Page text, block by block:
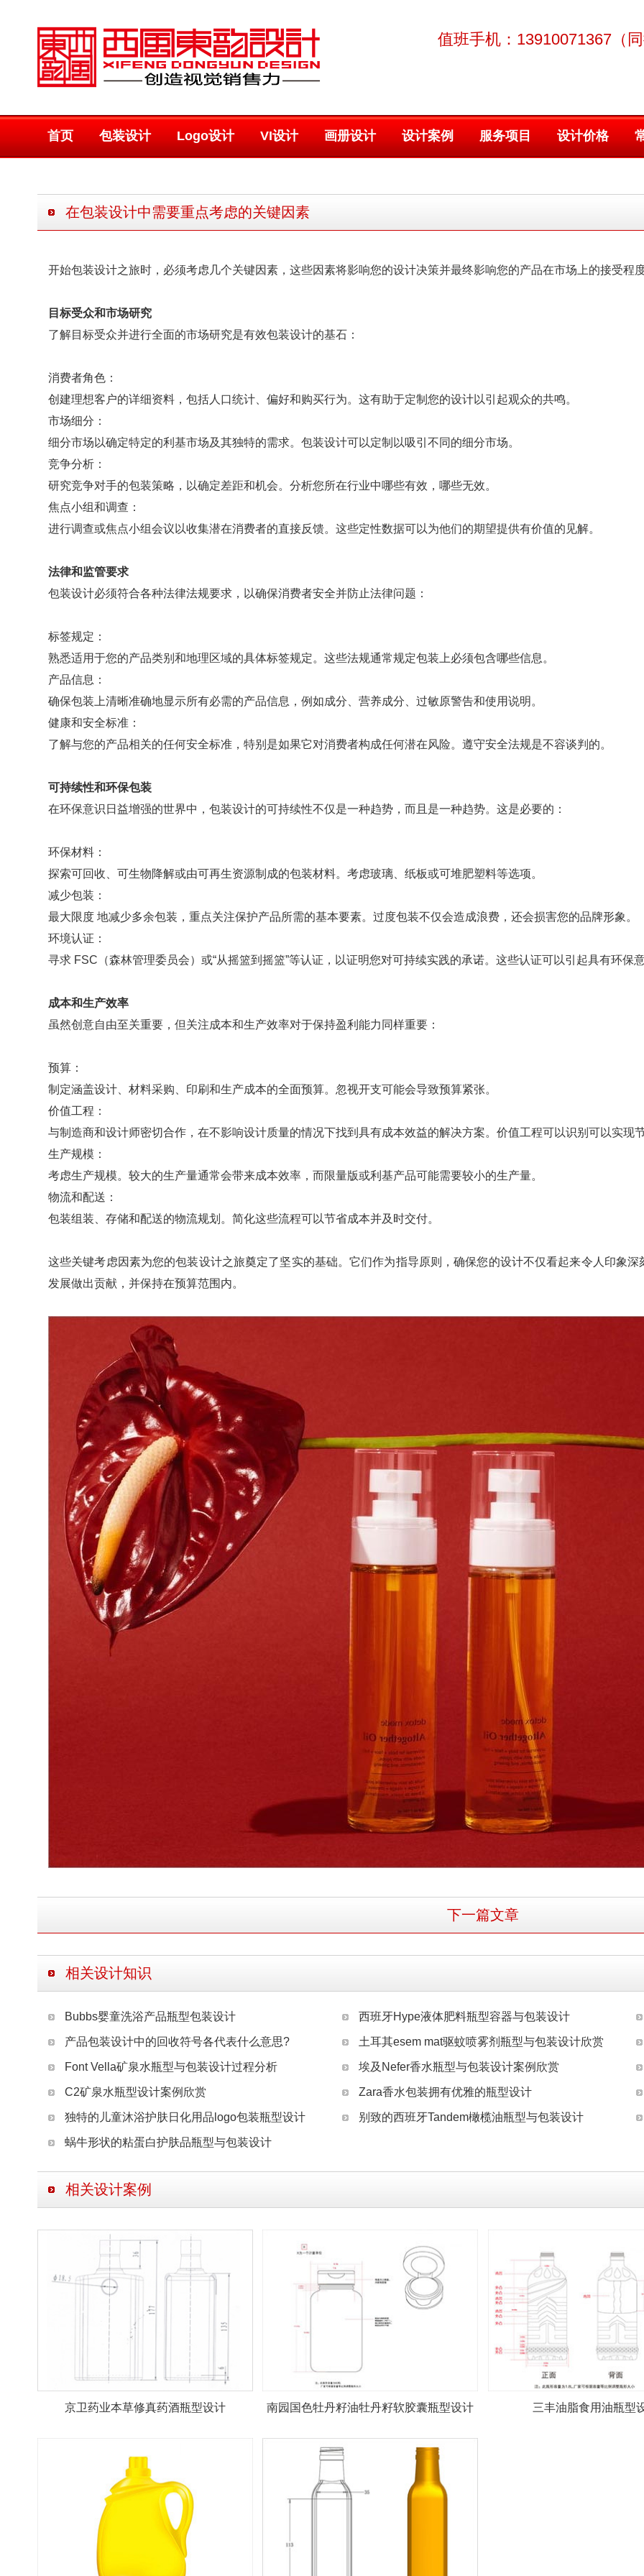
值班手机：13910071367（同
首页 包装设计 Logo设计 VI设计 画册设计 设计案例 服务项目 设计价格
在包装设计中需要重点考虑的关键因素
开始包装设计之旅时，必须考虑几个关键因素，这些因素将影响您的设计决策并最终影响您的产品在市场上的接受程度
目标受众和市场研究
了解目标受众并进行全面的市场研究是有效包装设计的基石：
消费者角色：
创建理想客户的详细资料，包括人口统计、偏好和购买行为。这有助于定制您的设计以引起观众的共鸣。
市场细分：
细分市场以确定特定的利基市场及其独特的需求。包装设计可以定制以吸引不同的细分市场。
竞争分析：
研究竞争对手的包装策略，以确定差距和机会。分析您所在行业中哪些有效，哪些无效。
焦点小组和调查：
进行调查或焦点小组会议以收集潜在消费者的直接反馈。这些定性数据可以为他们的期望提供有价值的见解。
法律和监管要求
包装设计必须符合各种法律法规要求，以确保消费者安全并防止法律问题：
标签规定：
熟悉适用于您的产品类别和地理区域的具体标签规定。这些法规通常规定包装上必须包含哪些信息。
产品信息：
确保包装上清晰准确地显示所有必需的产品信息，例如成分、营养成分、过敏原警告和使用说明。
健康和安全标准：
了解与您的产品相关的任何安全标准，特别是如果它对消费者构成任何潜在风险。遵守安全法规是不容谈判的。
可持续性和环保包装
在环保意识日益增强的世界中，包装设计的可持续性不仅是一种趋势，而且是一种趋势。这是必要的：
环保材料：
探索可回收、可生物降解或由可再生资源制成的包装材料。考虑玻璃、纸板或可堆肥塑料等选项。
减少包装：
最大限度 地减少多余包装，重点关注保护产品所需的基本要素。过度包装不仅会造成浪费，还会损害您的品牌形象。
环境认证：
寻求 FSC（森林管理委员会）或“从摇篮到摇篮”等认证，以证明您对可持续实践的承诺。这些认证可以引起具有环保
成本和生产效率
虽然创意自由至关重要，但关注成本和生产效率对于保持盈利能力同样重要：
预算：
制定涵盖设计、材料采购、印刷和生产成本的全面预算。忽视开支可能会导致预算紧张。
价值工程：
与制造商和设计师密切合作，在不影响设计质量的情况下找到具有成本效益的解决方案。价值工程可以识别可以实现节
生产规模：
考虑生产规模。较大的生产量通常会带来成本效率，而限量版或利基产品可能需要较小的生产量。
物流和配送：
包装组装、存储和配送的物流规划。简化这些流程可以节省成本并及时交付。
这些关键考虑因素为您的包装设计之旅奠定了坚实的基础。它们作为指导原则，确保您的设计不仅看起来令人印象
发展做出贡献，并保持在预算范围内。
下一篇文章
相关设计知识
Bubbs婴童洗浴产品瓶型包装设计 西班牙Hype液体肥料瓶型容器与包装设计
产品包装设计中的回收符号各代表什么意思? 土耳其esem mat驱蚊喷雾剂瓶型与包装设计欣赏
Font Vella矿泉水瓶型与包装设计过程分析 埃及Nefer香水瓶型与包装设计案例欣赏
C2矿泉水瓶型设计案例欣赏 Zara香水包装拥有优雅的瓶型设计
独特的儿童沐浴护肤日化用品logo包装瓶型设计 别致的西班牙Tandem橄榄油瓶型与包装设计
蜗牛形状的粘蛋白护肤品瓶型与包装设计
相关设计案例
京卫药业本草修真药酒瓶型设计
南园国色牡丹籽油牡丹籽软胶囊瓶型设计
三丰油脂食用油瓶型